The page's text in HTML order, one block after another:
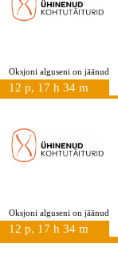
Oksjoni alguseni on jäänud
12 p, 17 h 34 m
Oksjoni alguseni on jäänud
12 p, 17 h 34 m